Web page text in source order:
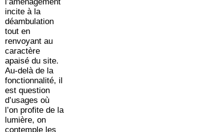
l’aménagement
incite à la
déambulation
tout en
renvoyant au
caractère
apaisé du site.
Au-delà de la
fonctionnalité, il
est question
d’usages où
l’on profite de la
lumière, on
contemple les